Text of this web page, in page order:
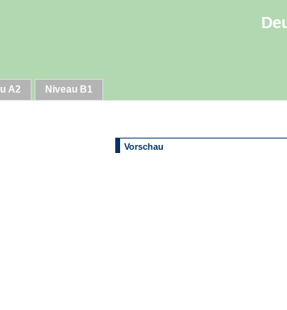
A2 Niveau B1
Vorschau